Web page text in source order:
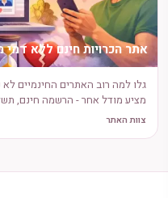
אתר הכרויות חינם ללא דמי
גלו למה רוב האתרים החינמיים לא
מציע מודל אחר - הרשמה חינם,
חודשית.
צוות האתר